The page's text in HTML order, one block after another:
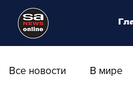
Все новости В мире